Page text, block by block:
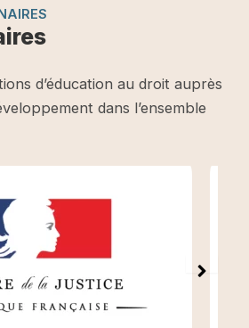
d’éducation au droit auprès
dans l’ensemble